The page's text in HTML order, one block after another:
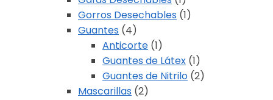
Gorros Desechables (1)
Guantes (4)
Anticorte (1)
Guantes de Látex (1)
Guantes de Nitrilo (2)
Mascarillas (2)